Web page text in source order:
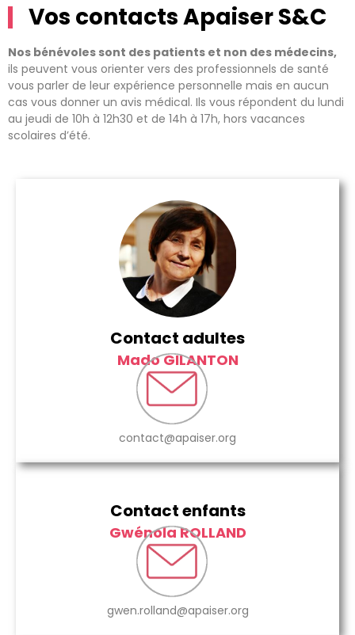
Vos contacts Apaiser S&C
Nos bénévoles sont des patients et non des médecins,
ils peuvent vous orienter vers des professionnels de santé
vous parler de leur expérience personnelle mais en aucun
cas vous donner un avis médical. Ils vous répondent du lundi
au jeudi de 10h à 12h30 et de 14h à 17h, hors vacances
scolaires d’été.
Contact adultes
Mado GILANTON
contact@apaiser.org
Contact enfants
Gwénola ROLLAND
gwen.rolland@apaiser.org